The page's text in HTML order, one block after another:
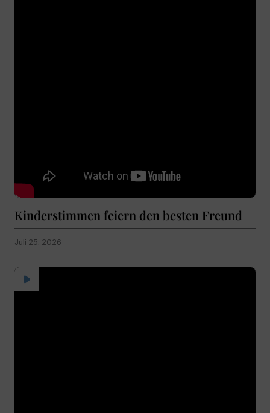
Kinderstimmen feiern den besten Freund
Juli 25, 2026